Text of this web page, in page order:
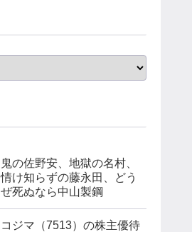
鬼の佐野安、地獄の名村、
情け知らずの藤永田、どう
ぜ死ぬなら中山製鋼
コジマ（7513）の株主優待